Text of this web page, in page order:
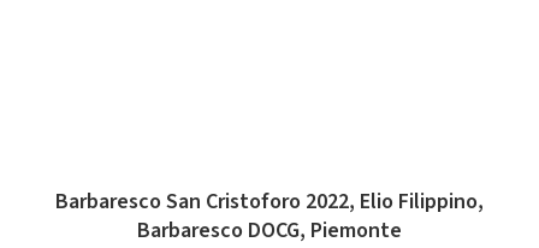
Barbaresco San Cristoforo 2022, Elio Filippino,
Barbaresco DOCG, Piemonte